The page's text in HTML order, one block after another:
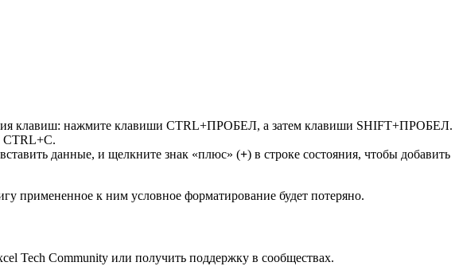
клавиш: нажмите клавиши CTRL+ПРОБЕЛ, а затем клавиши SHIFT+ПРОБЕЛ.
CTRL+C.
данные, и щелкните знак «плюс» (+) в строке состояния, чтобы добавить
примененное к ним условное форматирование будет потеряно.
Tech Community или получить поддержку в сообществах.